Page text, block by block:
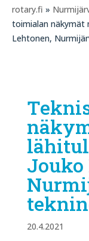
rotary.fi »
toimialan näkymät
Lehtonen,
Jouko
20.4.2021